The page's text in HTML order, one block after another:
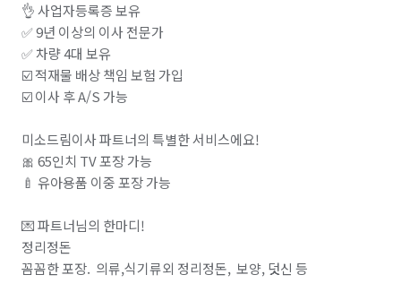
👌 사업자등록증 보유
✅ 9년 이상의 이사 전문가
✅ 차량 4대 보유
☑️ 적재물 배상 책임 보험 가입
☑️ 이사 후 A/S 가능
미소드림이사 파트너의 특별한 서비스에요!
🎀 65인치 TV 포장 가능
🍼 유아용품 이중 포장 가능
💌 파트너님의 한마디!
정리정돈
꼼꼼한 포장.  의류,식기류외 정리정돈,  보양, 덧신 등